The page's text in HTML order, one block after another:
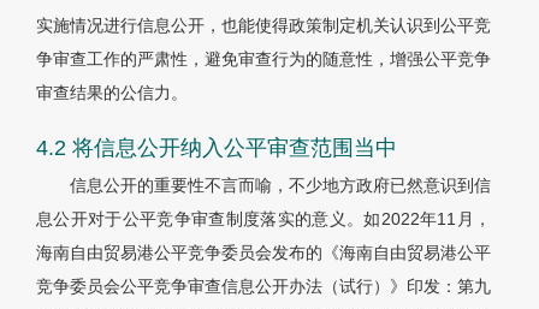
实施情况进行信息公开，也能使得政策制定机关认识到公平竞
争审查工作的严肃性，避免审查行为的随意性，增强公平竞争
审查结果的公信力。
4.2 将信息公开纳入公平审查范围当中
信息公开的重要性不言而喻，不少地方政府已然意识到信
息公开对于公平竞争审查制度落实的意义。如2022年11月，
海南自由贸易港公平竞争委员会发布的《海南自由贸易港公平
竞争委员会公平竞争审查信息公开办法（试行）》印发：第九